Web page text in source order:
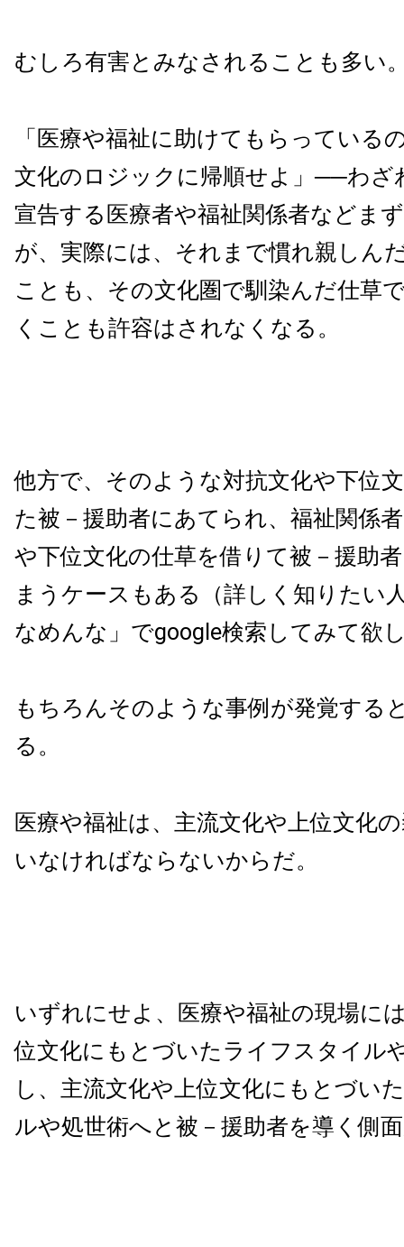
むしろ有害とみなされることも多い
「医療や福祉に助けてもらっている
文化のロジックに帰順せよ」──わざ
宣告する医療者や福祉関係者などま
が、実際には、それまで慣れ親しん
ことも、その文化圏で馴染んだ仕草
くことも許容はされなくなる。
他方で、そのような対抗文化や下位
た被－援助者にあてられ、福祉関係
や下位文化の仕草を借りて被－援助
まうケースもある（詳しく知りたい
なめんな」でgoogle検索してみて欲
もちろんそのような事例が発覚する
る。
医療や福祉は、主流文化や上位文化
いなければならないからだ。
いずれにせよ、医療や福祉の現場に
位文化にもとづいたライフスタイル
し、主流文化や上位文化にもとづい
ルや処世術へと被－援助者を導く側